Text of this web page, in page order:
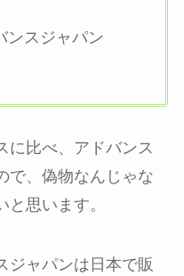
ンスジャパン
に比べ、アドバンス
で、偽物なんじゃな
思います。
ジャパンは日本で販